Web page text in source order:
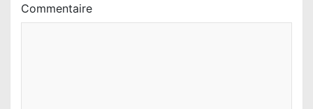
Commentaire